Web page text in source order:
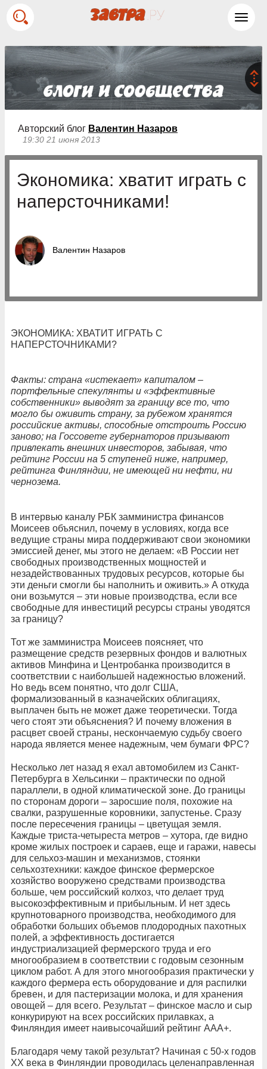
Авторский блог Валентин Назаров
19:30 21 июня 2013
Экономика: хватит играть с
наперсточниками!
Валентин Назаров
ЭКОНОМИКА: ХВАТИТ ИГРАТЬ С
НАПЕРСТОЧНИКАМИ?
Факты: страна «истекает» капиталом –
портфельные спекулянты и «эффективные
собственники» выводят за границу все то, что
могло бы оживить страну, за рубежом хранятся
российские активы, способные отстроить Россию
заново; на Госсовете губернаторов призывают
привлекать внешних инвесторов, забывая, что
рейтинг России на 5 ступеней ниже, например,
рейтинга Финляндии, не имеющей ни нефти, ни
чернозема.
В интервью каналу РБК замминистра финансов
Моисеев объяснил, почему в условиях, когда все
ведущие страны мира поддерживают свои экономики
эмиссией денег, мы этого не делаем: «В России нет
свободных производственных мощностей и
незадействованных трудовых ресурсов, которые бы
эти деньги смогли бы наполнить и оживить.» А откуда
они возьмутся – эти новые производства, если все
свободные для инвестиций ресурсы страны уводятся
за границу?
Тот же замминистра Моисеев поясняет, что
размещение средств резервных фондов и валютных
активов Минфина и Центробанка производится в
соответствии с наибольшей надежностью вложений.
Но ведь всем понятно, что долг США,
формализованный в казначейских облигациях,
выплачен быть не может даже теоретически. Тогда
чего стоят эти объяснения? И почему вложения в
расцвет своей страны, нескончаемую судьбу своего
народа является менее надежным, чем бумаги ФРС?
Несколько лет назад я ехал автомобилем из Санкт-
Петербурга в Хельсинки – практически по одной
параллели, в одной климатической зоне. До границы
по сторонам дороги – заросшие поля, похожие на
свалки, разрушенные коровники, запустенье. Сразу
после пересечения границы – цветущая земля.
Каждые триста-четыреста метров – хутора, где видно
кроме жилых построек и сараев, еще и гаражи, навесы
для сельхоз-машин и механизмов, стоянки
сельхозтехники: каждое финское фермерское
хозяйство вооружено средствами производства
больше, чем российский колхоз, что делает труд
высокоэффективным и прибыльным. И нет здесь
крупнотоварного производства, необходимого для
обработки больших объемов плодородных пахотных
полей, а эффективность достигается
индустриализацией фермерского труда и его
многообразием в соответствии с годовым сезонным
циклом работ. А для этого многообразия практически у
каждого фермера есть оборудование и для распилки
бревен, и для пастеризации молока, и для хранения
овощей – для всего. Результат – финское масло и сыр
конкурируют на всех российских прилавках, а
Финляндия имеет наивысочайший рейтинг ААА+.
Благодаря чему такой результат? Начиная с 50-х годов
ХХ века в Финляндии проводилась целенаправленная